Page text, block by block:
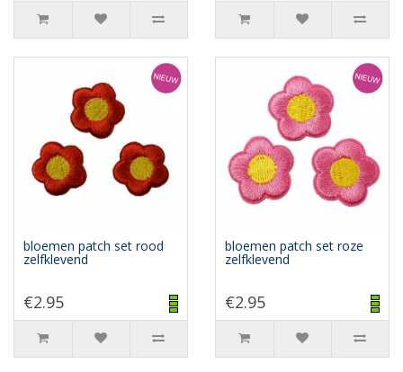
bloemen patch set rood
zelfklevend
€2.95
bloemen patch set roze
zelfklevend
€2.95